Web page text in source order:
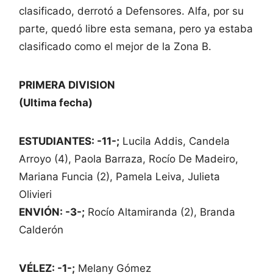
clasificado, derrotó a Defensores. Alfa, por su
parte, quedó libre esta semana, pero ya estaba
clasificado como el mejor de la Zona B.
PRIMERA DIVISION
(Ultima fecha)
ESTUDIANTES: -11-; Lucila Addis, Candela
Arroyo (4), Paola Barraza, Rocío De Madeiro,
Mariana Funcia (2), Pamela Leiva, Julieta
Olivieri
ENVIÓN: -3-; Rocío Altamiranda (2), Branda
Calderón
VÉLEZ: -1-; Melany Gómez